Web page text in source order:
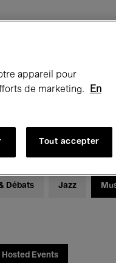
Débats Jazz
Hosted Events
appareil pour
de marketing.
En
Tout accepter